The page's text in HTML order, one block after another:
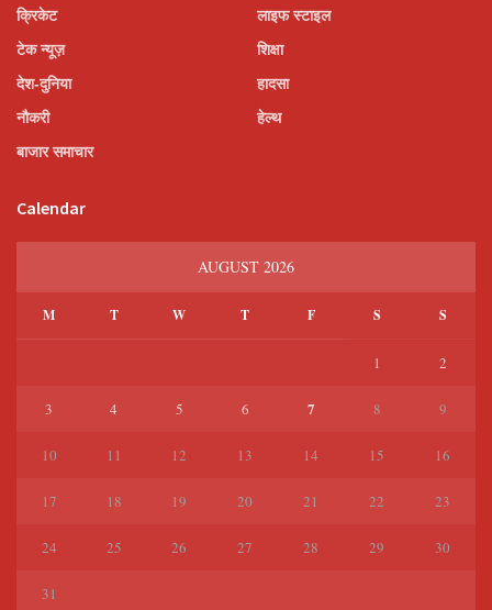
क्रिकेट
टेक न्यूज़
देश-दुनिया
नौकरी
बाजार समाचार
लाइफ स्टाइल
शिक्षा
हादसा
हेल्थ
Calendar
AUGUST 2026
M T W T F S S
1 2
3 4 5 6 7 8 9
10 11 12 13 14 15 16
17 18 19 20 21 22 23
24 25 26 27 28 29 30
31